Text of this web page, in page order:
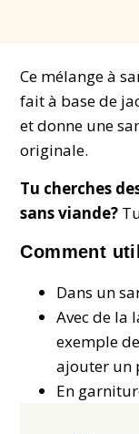
Ce mélange à
fait à base de
et donne une
originale.
Tu cherches
sans viande?
Comment
Dans un
Avec de la
exemple
ajouter un
En